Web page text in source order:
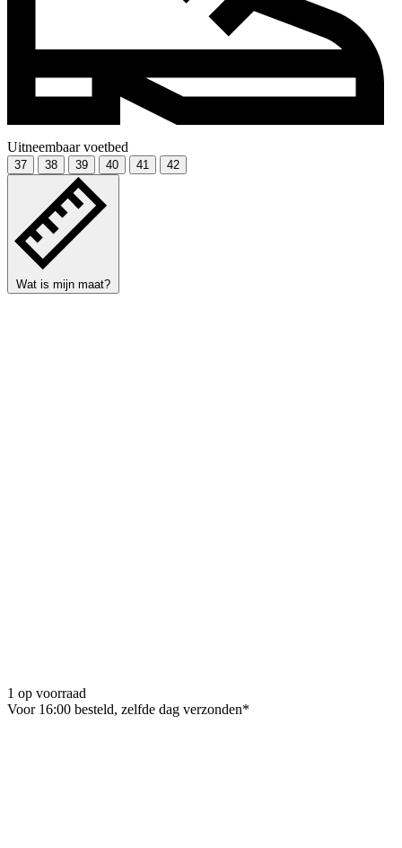
Uitneembaar voetbed
37 38 39 40 41 42
Wat is mijn maat?
1 op voorraad
Voor 16:00 besteld, zelfde dag verzonden*